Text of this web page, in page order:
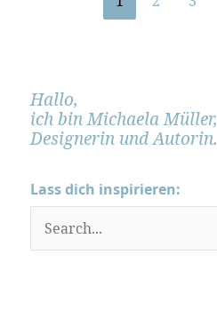
Hallo,
ich bin Michaela Müller,
Designerin und Autorin.
Lass dich inspirieren:
u